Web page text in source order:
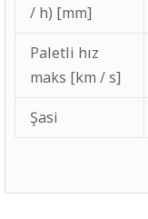
/ h) [mm]
Paletli hız
maks [km / s]
Şasi